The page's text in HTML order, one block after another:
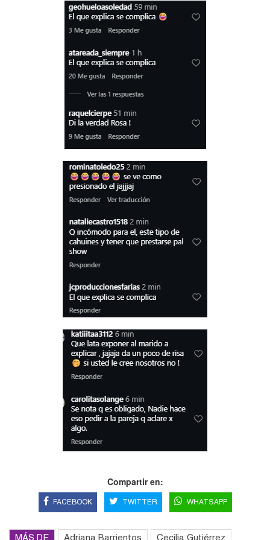
Compartir en:
FACEBOOK TWITTER WHATSAPP
MÁS DE Adriana Barrientos Cecilia Gutiérrez